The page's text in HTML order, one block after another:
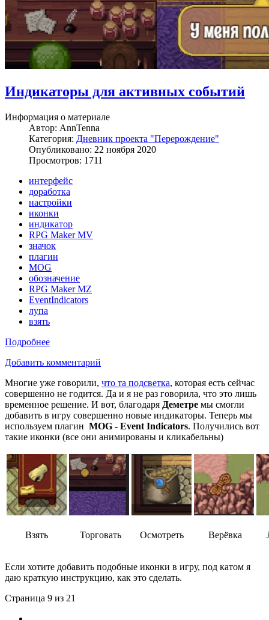
Индикаторы для активных событий
Информация о материале
Автор: AnnTenna
Категория: Дневник проекта "Перерождение"
Опубликовано: 22 ноября 2020
Просмотров: 1711
интерфейс
доработка
настройки
иконки
индикатор
RPG Maker MV
значок
плагин
MOG
обозначение
RPG Maker MZ
EventIndicators
лупа
взять
Подробнее
Добавить комментарий
Многие уже говорили, что та подсветка, которая есть сейчас
совершенно не годится. Да и я не раз говорила, что это лишь
временное решение. И вот, благодаря Деметре мы смогли
добавить в игру совершенно новые индикаторы. Теперь мы
используем плагин MOG - Event Indicators. Получились вот
такие иконки (все они анимированы и кликабельны)
Взять Торговать Осмотреть Верёвка
Если хотите добавить подобные иконки в игру, под катом я
даю краткую инструкцию, как это сделать.
Страница 9 из 21